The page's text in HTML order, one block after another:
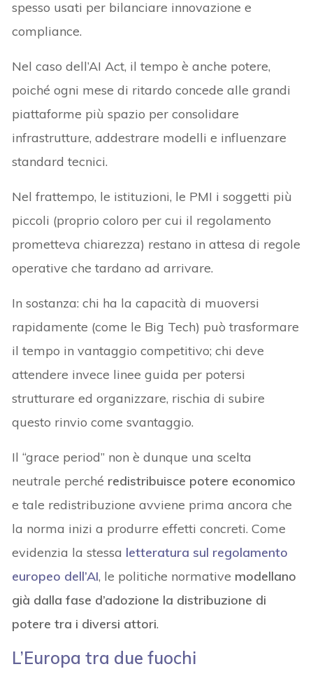
spesso usati per bilanciare innovazione e
compliance.
Nel caso dell’AI Act, il tempo è anche potere,
poiché ogni mese di ritardo concede alle grandi
piattaforme più spazio per consolidare
infrastrutture, addestrare modelli e influenzare
standard tecnici.
Nel frattempo, le istituzioni, le PMI i soggetti più
piccoli (proprio coloro per cui il regolamento
prometteva chiarezza) restano in attesa di regole
operative che tardano ad arrivare.
In sostanza: chi ha la capacità di muoversi
rapidamente (come le Big Tech) può trasformare
il tempo in vantaggio competitivo; chi deve
attendere invece linee guida per potersi
strutturare ed organizzare, rischia di subire
questo rinvio come svantaggio.
Il “grace period” non è dunque una scelta
neutrale perché redistribuisce potere economico
e tale redistribuzione avviene prima ancora che
la norma inizi a produrre effetti concreti. Come
evidenzia la stessa letteratura sul regolamento
europeo dell’AI, le politiche normative modellano
già dalla fase d’adozione la distribuzione di
potere tra i diversi attori.
L’Europa tra due fuochi